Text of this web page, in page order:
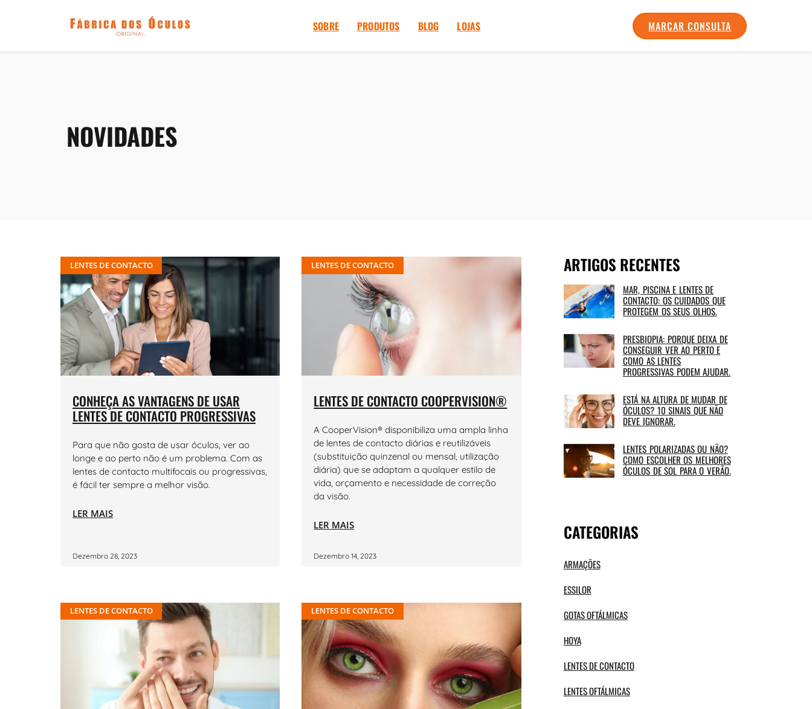
SOBRE PRODUTOS BLOG LOJAS MARCAR CONSULTA
NOVIDADES
LENTES DE CONTACTO
CONHEÇA AS VANTAGENS DE USAR
LENTES DE CONTACTO PROGRESSIVAS
Para que não gosta de usar óculos, ver ao
longe e ao perto não é um problema. Com as
lentes de contacto multifocais ou progressivas,
é fácil ter sempre a melhor visão.
LER MAIS
Dezembro 28, 2023
LENTES DE CONTACTO
LENTES DE CONTACTO COOPERVISION®
A CooperVision® disponibiliza uma ampla linha
de lentes de contacto diárias e reutilizáveis ​​
(substituição quinzenal ou mensal, utilização
diária) que se adaptam a qualquer estilo de
vida, orçamento e necessidade de correção
da visão.
LER MAIS
Dezembro 14, 2023
LENTES DE CONTACTO LENTES DE CONTACTO
ARTIGOS RECENTES
MAR, PISCINA E LENTES DE
CONTACTO: OS CUIDADOS QUE
PROTEGEM OS SEUS OLHOS.
PRESBIOPIA: PORQUE DEIXA DE
CONSEGUIR VER AO PERTO E
COMO AS LENTES
PROGRESSIVAS PODEM AJUDAR.
ESTÁ NA ALTURA DE MUDAR DE
ÓCULOS? 10 SINAIS QUE NÃO
DEVE IGNORAR.
LENTES POLARIZADAS OU NÃO?
COMO ESCOLHER OS MELHORES
ÓCULOS DE SOL PARA O VERÃO.
CATEGORIAS
ARMAÇÕES
ESSILOR
GOTAS OFTÁLMICAS
HOYA
LENTES DE CONTACTO
LENTES OFTÁLMICAS